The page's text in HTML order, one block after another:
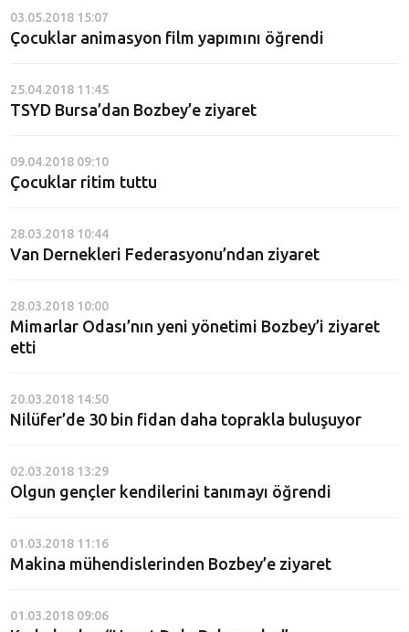
03.05.2018 15:07
Çocuklar animasyon film yapımını öğrendi
25.04.2018 11:45
TSYD Bursa’dan Bozbey’e ziyaret
09.04.2018 09:10
Çocuklar ritim tuttu
28.03.2018 10:44
Van Dernekleri Federasyonu’ndan ziyaret
28.03.2018 10:00
Mimarlar Odası’nın yeni yönetimi Bozbey’i ziyaret
etti
20.03.2018 14:50
Nilüfer’de 30 bin fidan daha toprakla buluşuyor
02.03.2018 13:29
Olgun gençler kendilerini tanımayı öğrendi
01.03.2018 11:16
Makina mühendislerinden Bozbey’e ziyaret
01.03.2018 09:06